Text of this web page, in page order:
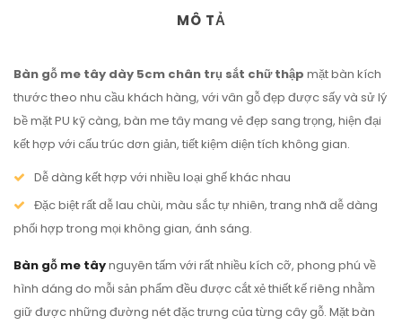
MÔ TẢ
Bàn gỗ me tây dày 5cm chân trụ sắt chữ thập mặt bàn kích
thước theo nhu cầu khách hàng, với vân gỗ đẹp được sấy và sử lý
bề mặt PU kỹ càng, bàn me tây mang vẻ đẹp sang trọng, hiện đại
kết hợp với cấu trúc dơn giản, tiết kiệm diện tích không gian.
Dễ dàng kết hợp với nhiều loại ghế khác nhau
Đặc biệt rất dễ lau chùi, màu sắc tự nhiên, trang nhã dễ dàng
phối hợp trong mọi không gian, ánh sáng.
Bàn gỗ me tâynguyên tấm với rất nhiều kích cỡ, phong phú về
hình dáng do mỗi sản phẩm đều được cắt xẻ thiết kế riêng nhằm
giữ được những đường nét đặc trưng của từng cây gỗ. Mặt bàn